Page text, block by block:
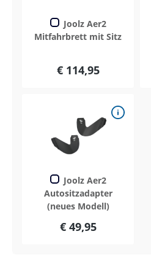
Joolz Aer2
Mitfahrbrett mit Sitz
€ 114,95
Joolz Aer2
Autositzadapter
(neues Modell)
€ 49,95